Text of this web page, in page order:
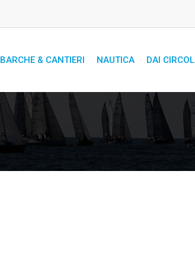
BARCHE & CANTIERI NAUTICA DAI